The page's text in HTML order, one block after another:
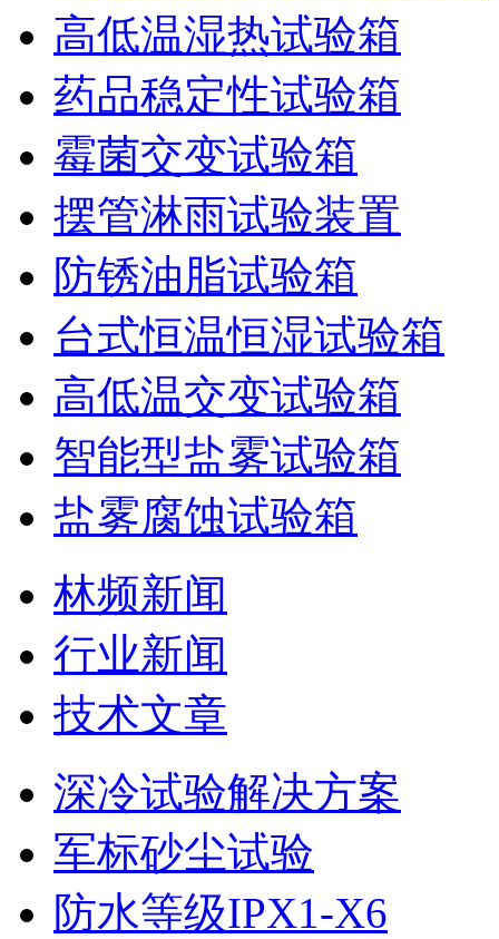
高低温湿热试验箱
药品稳定性试验箱
霉菌交变试验箱
摆管淋雨试验装置
防锈油脂试验箱
台式恒温恒湿试验箱
高低温交变试验箱
智能型盐雾试验箱
盐雾腐蚀试验箱
林频新闻
行业新闻
技术文章
深冷试验解决方案
军标砂尘试验
防水等级IPX1-X6